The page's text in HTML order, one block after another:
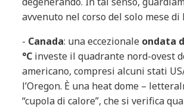
avvenuto nel corso del solo mese di
- Canada: una eccezionale ondata
°C investe il quadrante nord-ovest
americano, compresi alcuni stati
l’Oregon. È una heat dome –
“cupola di calore”, che si verifica